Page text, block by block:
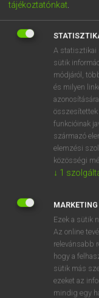
tájékoztatónkat
A statisztikai
sütik
módjáról,
és milyen
összesítettek
funkcióinak
származó
elemzési
közösségi
↓ 1
MARKETING
Ezek a sütik
Az online
relevánsabb
hogy a
sütik más
ezeket az
mindig egy